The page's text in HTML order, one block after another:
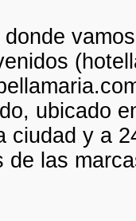
ubicado
ciudad y a
de las